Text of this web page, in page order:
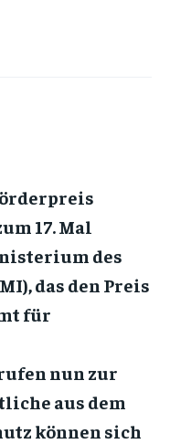
17. Mal
des
das den Preis
für
nun zur
aus dem
können sich